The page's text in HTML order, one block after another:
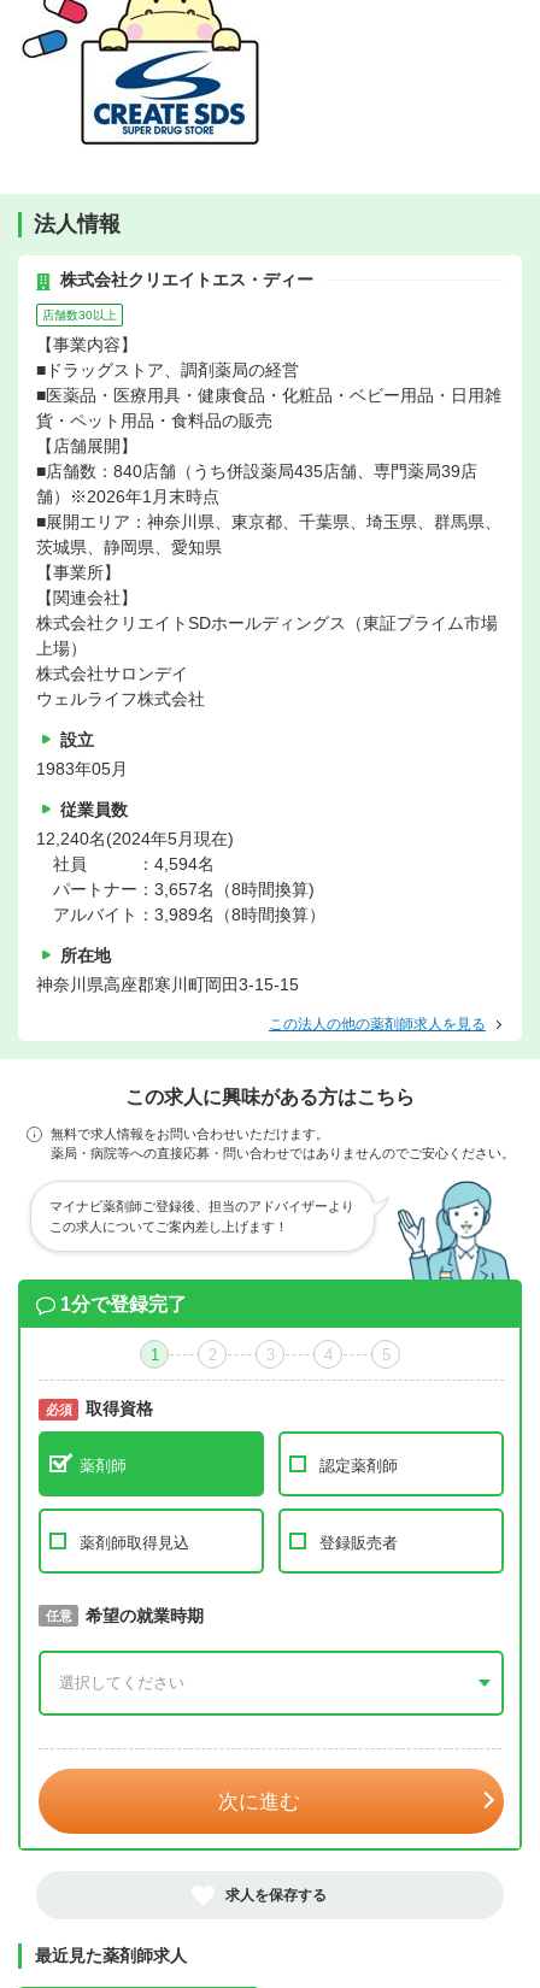
法人情報
株式会社クリエイトエス・ディー
店舗数30以上
【事業内容】
■ドラッグストア、調剤薬局の経営
■医薬品・医療用具・健康食品・化粧品・ベビー用品・日用雑
貨・ペット用品・食料品の販売
【店舗展開】
■店舗数：840店舗（うち併設薬局435店舗、専門薬局39店
舗）※2026年1月末時点
■展開エリア：神奈川県、東京都、千葉県、埼玉県、群馬県、
茨城県、静岡県、愛知県
【事業所】
【関連会社】
株式会社クリエイトSDホールディングス（東証プライム市場
上場）
株式会社サロンデイ
ウェルライフ株式会社
設立
1983年05月
従業員数
12,240名(2024年5月現在)
社員 ：4,594名
パートナー：3,657名（8時間換算)
アルバイト：3,989名（8時間換算）
所在地
神奈川県高座郡寒川町岡田3-15-15
この法人の他の薬剤師求人を見る
この求人に興味がある方はこちら
無料で求人情報をお問い合わせいただけます。
薬局・病院等への直接応募・問い合わせではありませんのでご安心ください。
マイナビ薬剤師ご登録後、担当のアドバイザーより
この求人についてご案内差し上げます！
1分で登録完了
1 2 3 4 5
必須 取得資格
薬剤師 認定薬剤師
薬剤師取得見込 登録販売者
必須 取得予定年
任意 希望の就業時期
次に進む
求人を保存する
最近見た薬剤師求人